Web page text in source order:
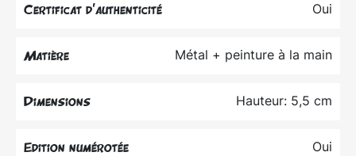
Certificat d’authenticité Oui
Matière Métal + peinture à la main
Dimensions Hauteur: 5,5 cm
Edition numérotée Oui